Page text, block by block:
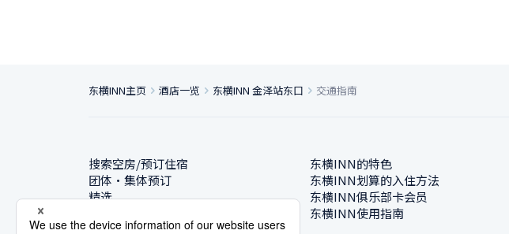
东横INN主页 酒店一览 东横INN 金泽站东口 交通指南
搜索空房/预订住宿
团体・集体预订
精选
东横INN的特色
东横INN划算的入住方法
东横INN俱乐部卡会员
东横INN使用指南